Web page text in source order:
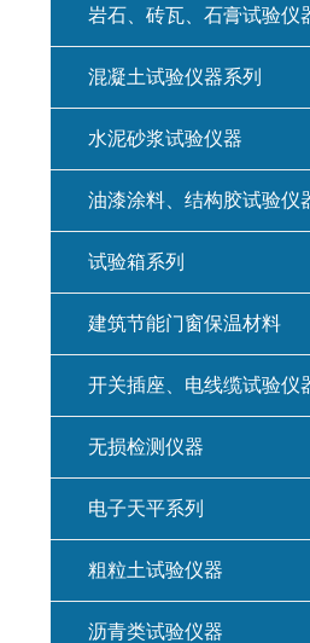
岩石、砖瓦、石膏试验仪
混凝土试验仪器系列
水泥砂浆试验仪器
油漆涂料、结构胶试验仪
试验箱系列
建筑节能门窗保温材料
开关插座、电线缆试验仪
无损检测仪器
电子天平系列
粗粒土试验仪器
沥青类试验仪器